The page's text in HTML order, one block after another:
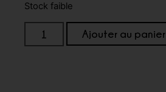
Stock faible
Ajouter au panier